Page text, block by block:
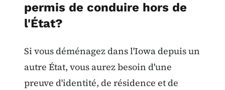
permis de conduire hors de
l'État?
Si vous déménagez dans l'Iowa depuis un
autre État, vous aurez besoin d'une
preuve d'identité, de résidence et de